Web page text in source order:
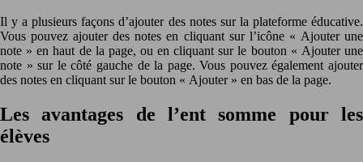
Il y a plusieurs façons d’ajouter des notes sur la plateforme éducative.
Vous pouvez ajouter des notes en cliquant sur l’icône « Ajouter une
note » en haut de la page, ou en cliquant sur le bouton « Ajouter une
note » sur le côté gauche de la page. Vous pouvez également ajouter
des notes en cliquant sur le bouton « Ajouter » en bas de la page.
Les avantages de l’ent somme pour les
élèves